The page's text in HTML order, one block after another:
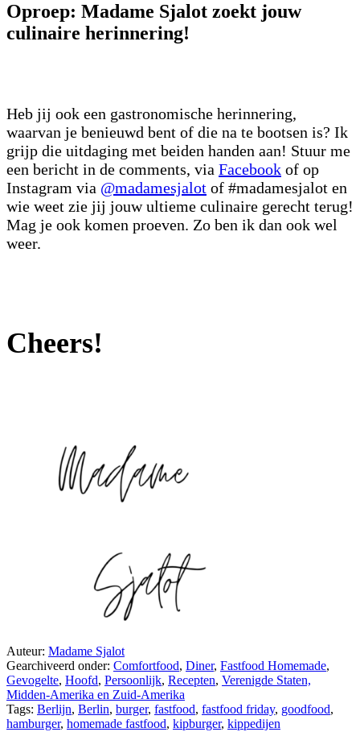
Oproep: Madame Sjalot zoekt jouw
culinaire herinnering!
Heb jij ook een gastronomische herinnering,
waarvan je benieuwd bent of die na te bootsen is? Ik
grijp die uitdaging met beiden handen aan! Stuur me
een bericht in de comments, via Facebook of op
Instagram via @madamesjalot of #madamesjalot en
wie weet zie jij jouw ultieme culinaire gerecht terug!
Mag je ook komen proeven. Zo ben ik dan ook wel
weer.
Cheers!
Auteur: Madame Sjalot
Gearchiveerd onder: Comfortfood, Diner, Fastfood Homemade,
Gevogelte, Hoofd, Persoonlijk, Recepten, Verenigde Staten,
Midden-Amerika en Zuid-Amerika
Tags: Berlijn, Berlin, burger, fastfood, fastfood friday, goodfood,
hamburger, homemade fastfood, kipburger, kippedijen